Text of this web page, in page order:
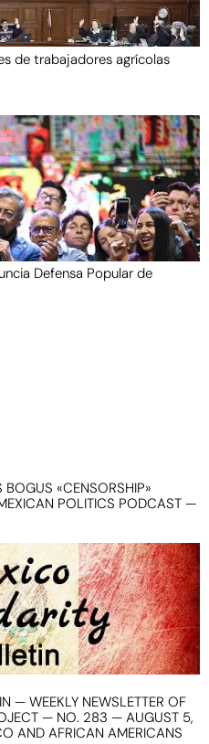
de trabajadores agrícolas
Defensa Popular de
BOGUS «CENSORSHIP»
POLITICS PODCAST —
— WEEKLY NEWSLETTER OF
— NO. 283 — AUGUST 5,
AND AFRICAN AMERICANS